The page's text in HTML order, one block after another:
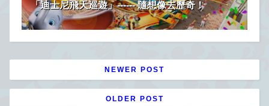
「迪士尼飛天巡遊」------ 隨想像去歷奇！
NEWER POST
OLDER POST